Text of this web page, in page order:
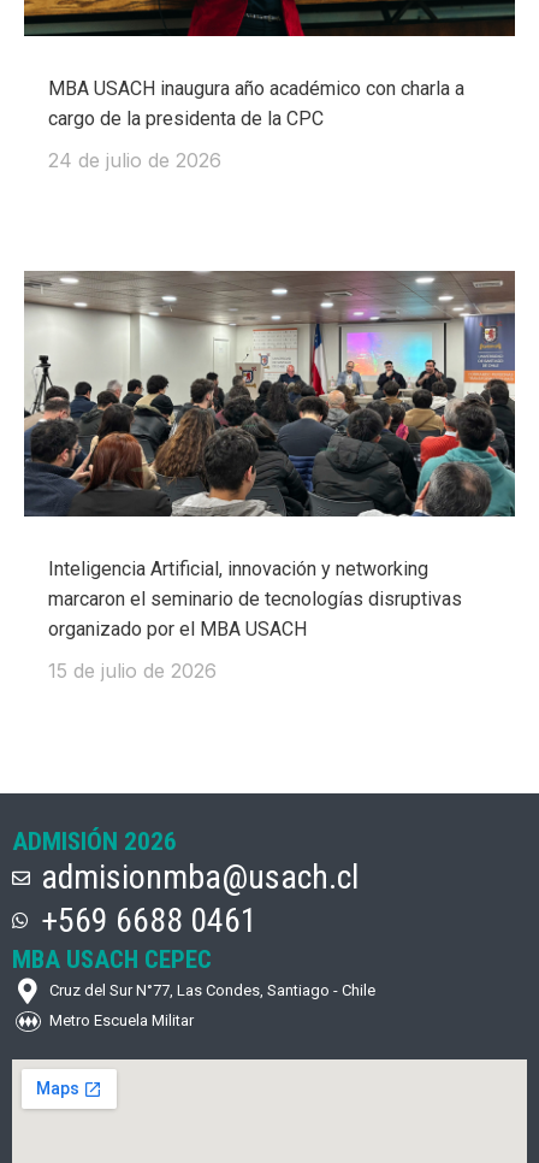
MBA USACH inaugura año académico con charla a
cargo de la presidenta de la CPC
24 de julio de 2026
Inteligencia Artificial, innovación y networking
marcaron el seminario de tecnologías disruptivas
organizado por el MBA USACH
15 de julio de 2026
ADMISIÓN 2026
admisionmba@usach.cl
+569 6688 0461
MBA USACH CEPEC
Cruz del Sur N°77, Las Condes, Santiago - Chile
Metro Escuela Militar